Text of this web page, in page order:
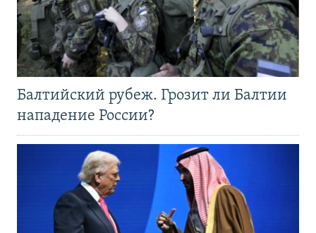
Балтийский рубеж. Грозит ли Балтии
нападение России?